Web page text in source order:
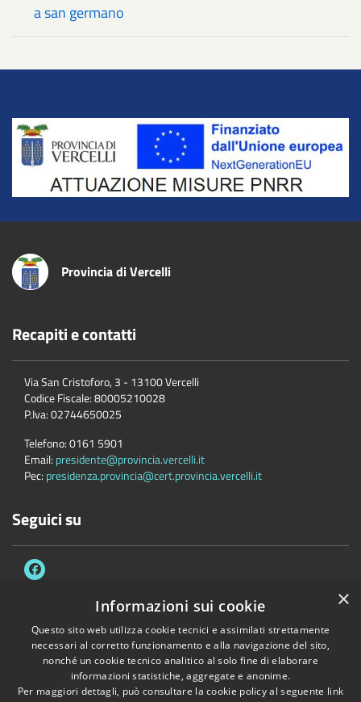
a san germano
Title
Provincia di Vercelli
Recapiti e contatti
Via San Cristoforo, 3 - 13100 Vercelli
Codice Fiscale:80005210028
P.Iva:02744650025
Telefono:0161 5901
Email: presidente@provincia.vercelli.it
Pec: presidenza.provincia@cert.provincia.vercelli.it
Seguici su
Accessibilità Privacy Cookie
Mappa del sito
Dichiarazione di accessibilità e meccanismo di feedback
Link Utili
Copyright © 2026 • Provincia di Vercelli • Powered byMunicipium•
×
Informazioni sui cookie
Questo sito web utilizza cookie tecnici e assimilati strettamente
necessari al corretto funzionamento e alla navigazione del sito,
nonché un cookie tecnico analitico al solo fine di elaborare
informazioni statistiche, aggregate e anonime.
Per maggiori dettagli, può consultare la cookie policy al seguente link